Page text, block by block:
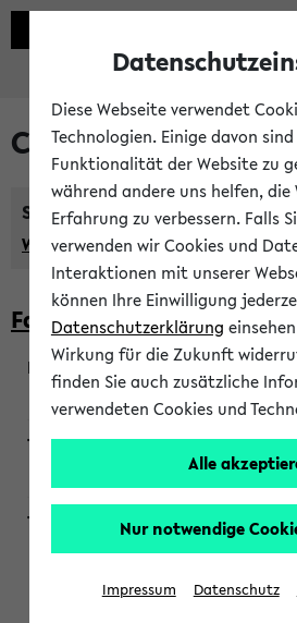
Courses taught in
Semester:
WiSe 2026/2027 SoSe 2026
Faculty of Biology
200923
Wendisch, Peters-Wendisch,
Projektmodul "Bakterielle
Persönliche Anmeldung beim
Diese Webseite verwendet
Technologien. Einige davon
Funktionalität der Website zu
während andere uns helfen, die
Erfahrung zu verbessern. Falls
verwenden wir Cookies und
Interaktionen mit unserer
können Ihre Einwilligung
Datenschutzerklärung
Wirkung für die Zukunft
finden Sie auch zusätzliche
verwendeten Cookies und
Alle
Nur notwendige
Impressum Datenschutz